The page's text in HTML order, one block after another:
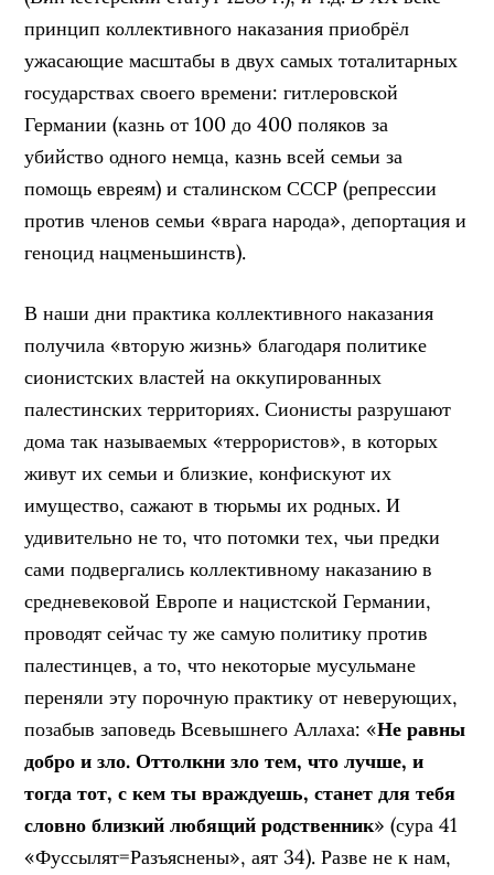
принцип коллективного наказания приобрёл
ужасающие масштабы в двух самых тоталитарных
государствах своего времени: гитлеровской
Германии (казнь от 100 до 400 поляков за
убийство одного немца, казнь всей семьи за
помощь евреям) и сталинском СССР (репрессии
против членов семьи «врага народа», депортация и
геноцид нацменьшинств).
В наши дни практика коллективного наказания
получила «вторую жизнь» благодаря политике
сионистских властей на оккупированных
палестинских территориях. Сионисты разрушают
дома так называемых «террористов», в которых
живут их семьи и близкие, конфискуют их
имущество, сажают в тюрьмы их родных. И
удивительно не то, что потомки тех, чьи предки
сами подвергались коллективному наказанию в
средневековой Европе и нацистской Германии,
проводят сейчас ту же самую политику против
палестинцев, а то, что некоторые мусульмане
переняли эту порочную практику от неверующих,
позабыв заповедь Всевышнего Аллаха: «Не равны
добро и зло. Оттолкни зло тем, что лучше, и
тогда тот, с кем ты враждуешь, станет для тебя
словно близкий любящий родственник» (сура 41
«Фуссылят=Разъяснены», аят 34). Разве не к нам,